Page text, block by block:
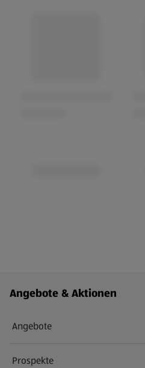
Fußzeilenmenü - weitere Links
Angebote & Aktionen
Angebote
Prospekte